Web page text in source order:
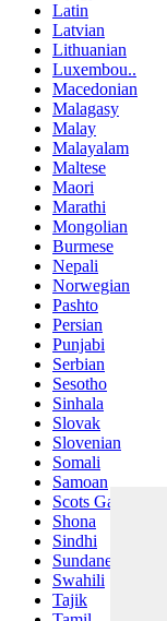
Latin
Latvian
Lithuanian
Luxembou..
Macedonian
Malagasy
Malay
Malayalam
Maltese
Maori
Marathi
Mongolian
Burmese
Nepali
Norwegian
Pashto
Persian
Punjabi
Serbian
Sesotho
Sinhala
Slovak
Slovenian
Somali
Samoan
Scots Gaelic
Shona
Sindhi
Sundanese
Swahili
Tajik